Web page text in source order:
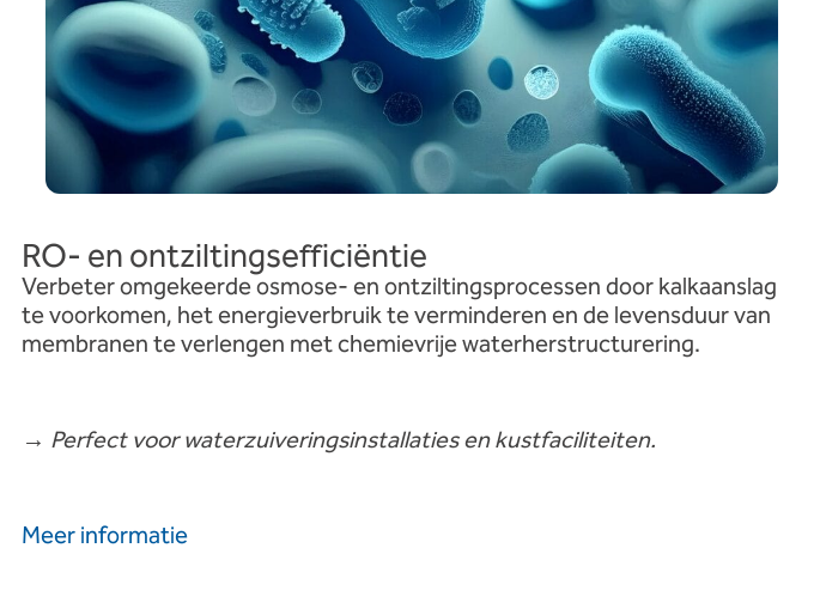
RO- en ontziltingsefficiëntie
Verbeter omgekeerde osmose- en ontziltingsprocessen door kalkaanslag
te voorkomen, het energieverbruik te verminderen en de levensduur van
membranen te verlengen met chemievrije waterherstructurering.
→ Perfect voor waterzuiveringsinstallaties en kustfaciliteiten.
Meer informatie